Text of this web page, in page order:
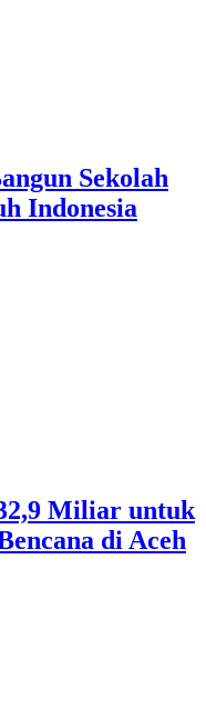
Sekolah
Indonesia
Miliar untuk
di Aceh